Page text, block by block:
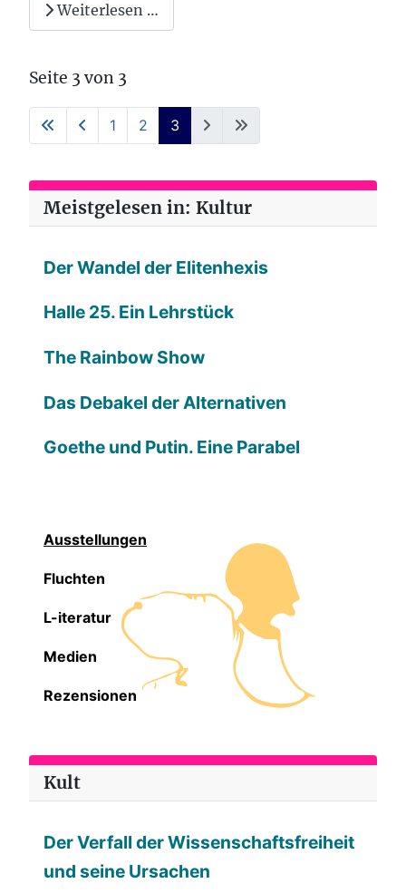
Weiterlesen …
Seite 3 von 3
1 2 3
Meistgelesen in: Kultur
Der Wandel der Elitenhexis
Halle 25. Ein Lehrstück
The Rainbow Show
Das Debakel der Alternativen
Goethe und Putin. Eine Parabel
Ausstellungen
Fluchten
L-iteratur
Medien
Rezensionen
Kult
Der Verfall der Wissenschaftsfreiheit
und seine Ursachen